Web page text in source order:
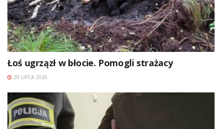
Łoś ugrzązł w błocie. Pomogli strażacy
29 LIPCA 2026